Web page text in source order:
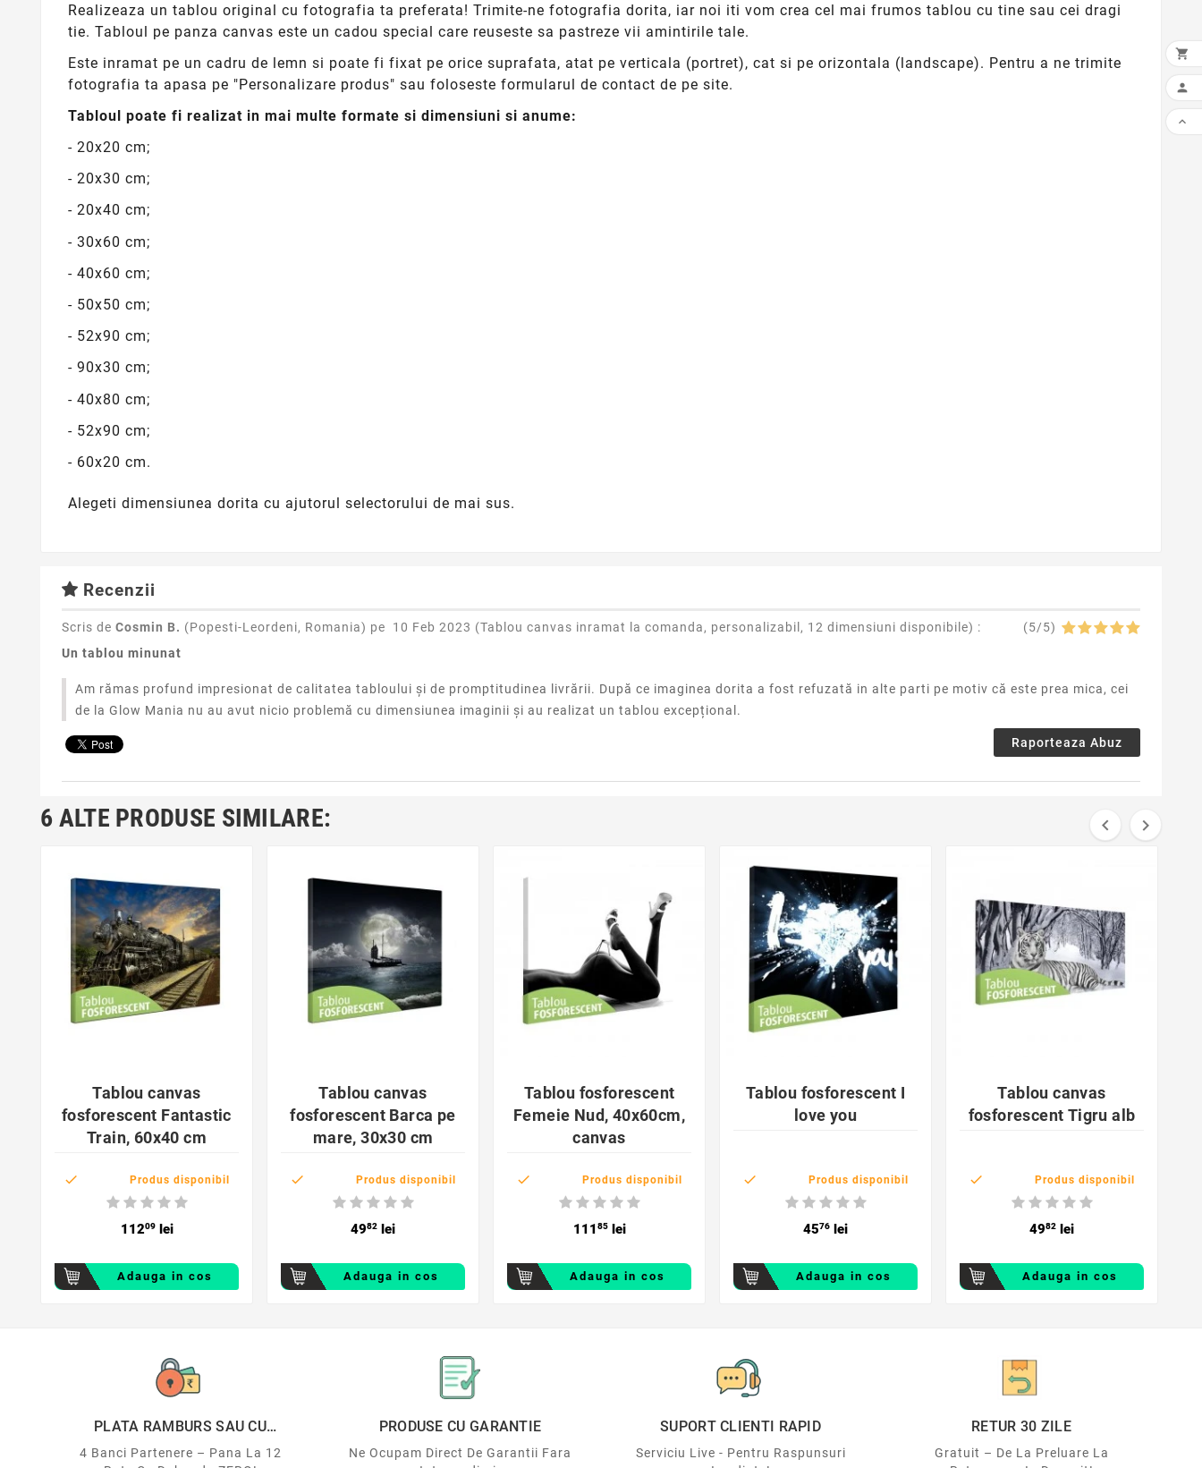
Realizeaza un tablou original cu fotografia ta preferata! Trimite-ne fotografia dorita, iar noi iti vom crea cel mai frumos tablou cu tine sau cei dragi
tie. Tabloul pe panza canvas este un cadou special care reuseste sa pastreze vii amintirile tale.
Este inramat pe un cadru de lemn si poate fi fixat pe orice suprafata, atat pe verticala (portret), cat si pe orizontala (landscape). Pentru a ne trimite
fotografia ta apasa pe "Personalizare produs" sau foloseste formularul de contact de pe site.
Tabloul poate fi realizat in mai multe formate si dimensiuni si anume:
- 20x20 cm;
- 20x30 cm;
- 20x40 cm;
- 30x60 cm;
- 40x60 cm;
- 50x50 cm;
- 52x90 cm;
- 90x30 cm;
- 40x80 cm;
- 52x90 cm;
- 60x20 cm.
Alegeti dimensiunea dorita cu ajutorul selectorului de mai sus.
Recenzii
Scris de Cosmin B. (Popesti-Leordeni, Romania) pe 10 Feb 2023 (Tablou canvas inramat la comanda, personalizabil, 12 dimensiuni disponibile) : (5/5)
Un tablou minunat
Am rămas profund impresionat de calitatea tabloului și de promptitudinea livrării. După ce imaginea dorita a fost refuzată in alte parti pe motiv că este prea mica, cei
de la Glow Mania nu au avut nicio problemă cu dimensiunea imaginii și au realizat un tablou excepțional.
Raporteaza Abuz
6 ALTE PRODUSE SIMILARE:  
Tablou canvas
fosforescent Fantastic
Train, 60x40 cm
 Produs disponibil
11209lei
Adauga in cos
Tablou canvas
fosforescent Barca pe
mare, 30x30 cm
 Produs disponibil
4982 lei
Adauga in cos
Tablou fosforescent
Femeie Nud, 40x60cm,
canvas
 Produs disponibil
11185lei
Adauga in cos
favorite_border
Tablou fosforescent I
love you
 Produs disponibil
4576 lei
Adauga in cos
Tablou canvas
fosforescent Tigru alb
 Produs disponibil
4982 lei
Adauga in cos
PLATA RAMBURS SAU CU
4 Banci Partenere – Pana La 12
PRODUSE CU GARANTIE
Ne Ocupam Direct De Garantii Fara
SUPORT CLIENTI RAPID
Serviciu Live - Pentru Raspunsuri
RETUR 30 ZILE
Gratuit – De La Preluare La


